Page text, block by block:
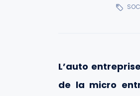
L’auto
de la micro